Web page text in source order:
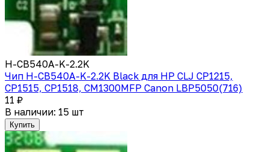
H-CB540A-K-2.2K
Чип H-CB540A-K-2.2K Black для HP CLJ CP1215,
CP1515, CP1518, CM1300MFP Canon LBP5050(716)
11 ₽
В наличии: 15 шт
Купить